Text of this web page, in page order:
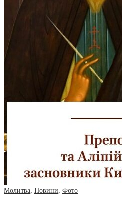
Молитва Новини Фото